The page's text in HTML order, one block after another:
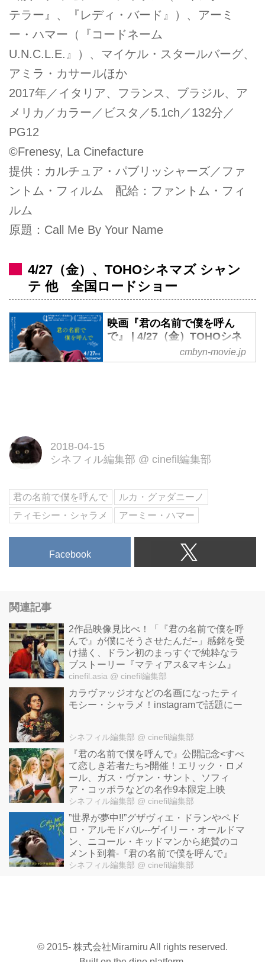
テラー』、『レディ・バード』）、アーミ
ー・ハマー（『コードネーム
U.N.C.L.E.』）、マイケル・スタールバーグ、
アミラ・カサールほか
2017年／イタリア、フランス、ブラジル、ア
メリカ／カラー／ビスタ／5.1ch／132分／
PG12
©Frenesy, La Cinefacture
提供：カルチュア・パブリッシャーズ／ファ
ントム・フィルム 配給：ファントム・フィ
ルム
原題：Call Me By Your Name
4/27（金）、TOHOシネマズ シャン
テ 他 全国ロードショー
映画『君の名前で僕を呼ん
で』 | 4/27（金）TOHOシネ
マズ シャンテ、新宿シネマカ
リテ、Bunkamuraル・シネマ
TOHOシネマズ シャンテ、新宿シ
マ他全国ロードショー！
cmbyn-movie.jp
2018-04-15
シネフィル編集部 @ cinefil編集部
君の名前で僕を呼んで
ルカ・グァダニーノ
ティモシー・シャラメ
アーミー・ハマー
Facebook
関連記事
2作品映像見比べ！「『君の名前で僕を呼
んで』が僕にそうさせたんだ--」感銘を受
け描く、ドラン初のまっすぐで純粋なラ
ブストーリー『マティアス&マキシム』
cinefil.asia @ cinefil編集部
カラヴァッジオなどの名画になったティ
モシー・シャラメ！instagramで話題にー
シネフィル編集部 @ cinefil編集部
『君の名前で僕を呼んで』公開記念<すべ
て恋しき若者たち>開催！エリック・ロメ
ール、ガス・ヴァン・サント、ソフィ
ア・コッポラなどの名作9本限定上映
シネフィル編集部 @ cinefil編集部
”世界が夢中!!”グザヴィエ・ドランやペド
ロ・アルモドバル--ゲイリー・オールドマ
ン、ニコール・キッドマンから絶賛のコ
メント到着-『君の名前で僕を呼んで』
シネフィル編集部 @ cinefil編集部
© 2015- 株式会社Miramiru All rights reserved.